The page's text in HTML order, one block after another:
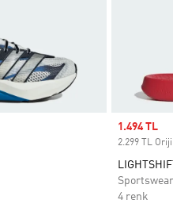
Sale price
1.494 TL
2.299 TL
Sportswear
4 renk